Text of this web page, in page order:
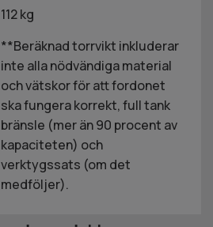
112 kg
**Beräknad torrvikt inkluderar
inte alla nödvändiga material
och vätskor för att fordonet
ska fungera korrekt, full tank
bränsle (mer än 90 procent av
kapaciteten) och
verktygssats (om det
medföljer).